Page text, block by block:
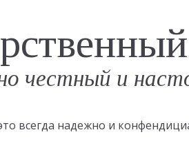
честный и
всегда надежно и